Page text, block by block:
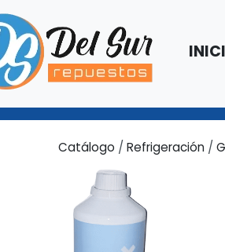
Catálogo / Refrigeración /